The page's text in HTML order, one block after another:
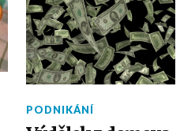
PODNIKÁNÍ